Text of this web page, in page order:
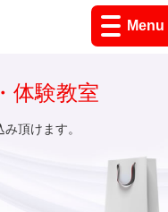
Menu
体験教室
頂けます。